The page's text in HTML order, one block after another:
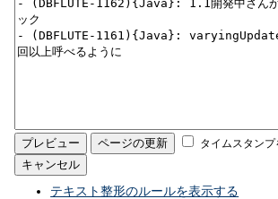
タイムスタン
テキスト整形のルールを表示する